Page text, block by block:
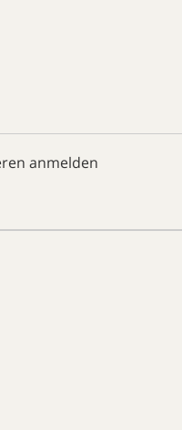
anmelden